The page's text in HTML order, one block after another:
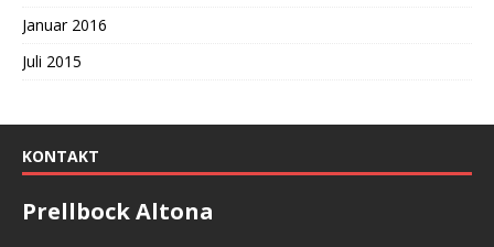
Januar 2016
Juli 2015
KONTAKT
Prellbock Altona